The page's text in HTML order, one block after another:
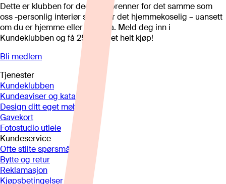
Dette er klubben for deg som brenner for det samme som
oss -personlig interiør som gjør det hjemmekoselig – uansett
om du er hjemme eller på hytta. Meld deg inn i
Kundeklubben og få 25%* på et helt kjøp!
Bli medlem
Tjenester
Kundeklubben
Kundeaviser og kataloger
Design ditt eget møbel
Gavekort
Fotostudio utleie
Kundeservice
Ofte stilte spørsmål
Bytte og retur
Reklamasjon
Kjøpsbetingelser